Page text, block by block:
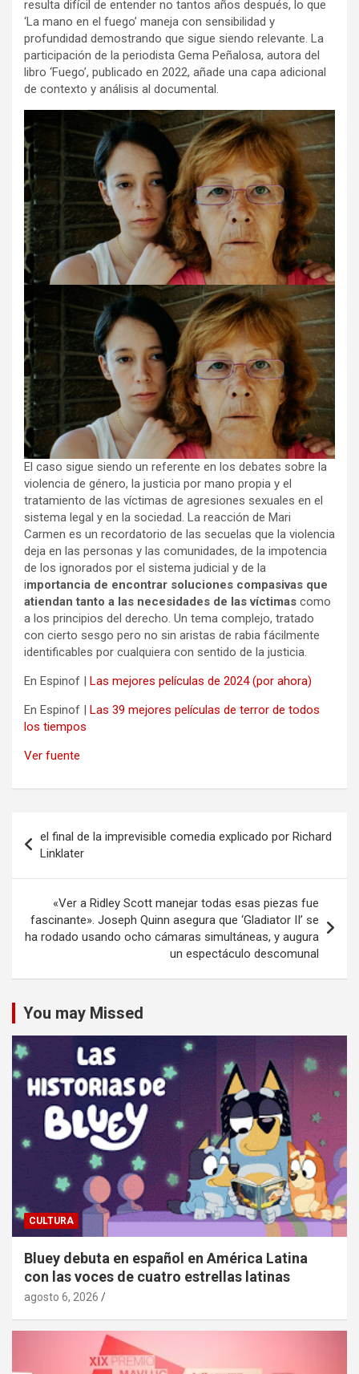
resulta difícil de entender no tantos años después, lo que
‘La mano en el fuego’ maneja con sensibilidad y
profundidad demostrando que sigue siendo relevante. La
participación de la periodista Gema Peñalosa, autora del
libro ‘Fuego’, publicado en 2022, añade una capa adicional
de contexto y análisis al documental.
El caso sigue siendo un referente en los debates sobre la
violencia de género, la justicia por mano propia y el
tratamiento de las víctimas de agresiones sexuales en el
sistema legal y en la sociedad. La reacción de Mari
Carmen es un recordatorio de las secuelas que la violencia
deja en las personas y las comunidades, de la impotencia
de los ignorados por el sistema judicial y de la
importancia de encontrar soluciones compasivas que
atiendan tanto a las necesidades de las víctimas como
a los principios del derecho. Un tema complejo, tratado
con cierto sesgo pero no sin aristas de rabia fácilmente
identificables por cualquiera con sentido de la justicia.
En Espinof | Las mejores películas de 2024 (por ahora)
En Espinof | Las 39 mejores películas de terror de todos
los tiempos
Ver fuente
de
entradas
el final de la imprevisible comedia explicado por Richard
Linklater
«Ver a Ridley Scott manejar todas esas piezas fue
fascinante». Joseph Quinn asegura que ‘Gladiator II’ se
ha rodado usando ocho cámaras simultáneas, y augura
un espectáculo descomunal
You may Missed
CULTURA
Bluey debuta en español en América Latina
con las voces de cuatro estrellas latinas
agosto 6, 2026